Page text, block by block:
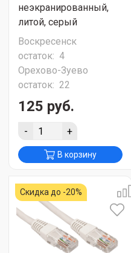
неэкранированный,
литой, серый
Воскресенск
остаток: 4
Орехово-Зуево
остаток: 22
125 руб.
- +
В корзину
Скидка до -20%